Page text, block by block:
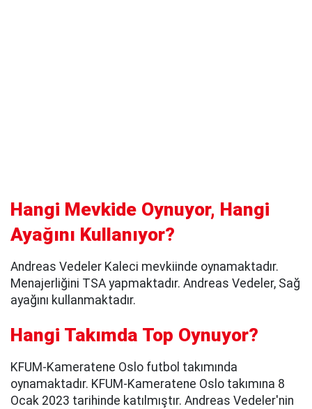
Hangi Mevkide Oynuyor, Hangi
Ayağını Kullanıyor?
Andreas Vedeler Kaleci mevkiinde oynamaktadır.
Menajerliğini TSA yapmaktadır. Andreas Vedeler, Sağ
ayağını kullanmaktadır.
Hangi Takımda Top Oynuyor?
KFUM-Kameratene Oslo futbol takımında
oynamaktadır. KFUM-Kameratene Oslo takımına 8
Ocak 2023 tarihinde katılmıştır. Andreas Vedeler'nin